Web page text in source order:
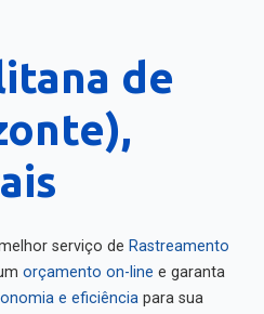
de
serviço de Rastreamento
orçamento on-line e garanta
e eficiência para sua